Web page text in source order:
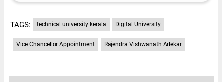
TAGS: technical university kerala Digital University
Vice Chancellor Appointment Rajendra Vishwanath Arlekar